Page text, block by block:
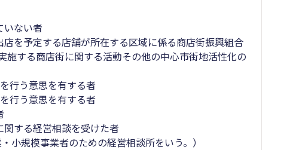
いない者
を予定する店舗が所在する区域に係る商店街振興組合
する商店街に関する活動その他の中心市街地活性化の
行う意思を有する者
行う意思を有する者
する経営相談を受けた者
規模事業者のための経営相談所をいう。）